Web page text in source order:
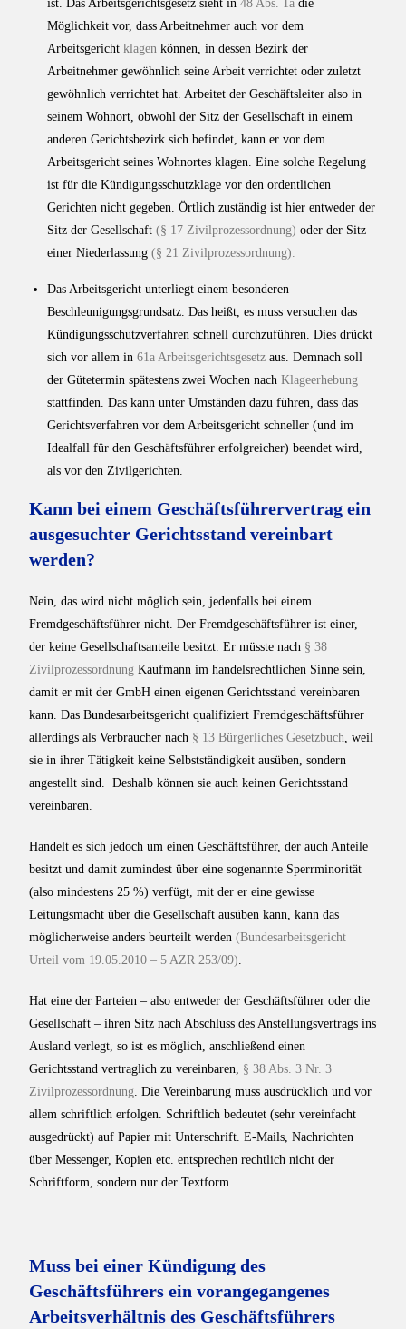
ist. Das Arbeitsgerichtsgesetz sieht in48 Abs. 1a die
Möglichkeit vor, dass Arbeitnehmer auch vor dem
Arbeitsgerichtklagen können, in dessen Bezirk der
Arbeitnehmer gewöhnlich seine Arbeit verrichtet oder zuletzt
gewöhnlich verrichtet hat. Arbeitet der Geschäftsleiter also in
seinem Wohnort, obwohl der Sitz der Gesellschaft in einem
anderen Gerichtsbezirk sich befindet, kann er vor dem
Arbeitsgericht seines Wohnortes klagen. Eine solche Regelung
ist für die Kündigungsschutzklage vor den ordentlichen
Gerichten nicht gegeben. Örtlich zuständig ist hier entweder der
Sitz der Gesellschaft(§ 17 Zivilprozessordnung) oder der Sitz
einer Niederlassung(§ 21 Zivilprozessordnung).
Das Arbeitsgericht unterliegt einem besonderen
Beschleunigungsgrundsatz. Das heißt, es muss versuchen das
Kündigungsschutzverfahren schnell durchzuführen. Dies drückt
sich vor allem in61a Arbeitsgerichtsgesetz aus. Demnach soll
der Gütetermin spätestens zwei Wochen nachKlageerhebung
stattfinden. Das kann unter Umständen dazu führen, dass das
Gerichtsverfahren vor dem Arbeitsgericht schneller (und im
Idealfall für den Geschäftsführer erfolgreicher) beendet wird,
als vor den Zivilgerichten.
Kann bei einem Geschäftsführervertrag ein
ausgesuchter Gerichtsstand vereinbart
werden?
Nein, das wird nicht möglich sein, jedenfalls bei einem
Fremdgeschäftsführer nicht. Der Fremdgeschäftsführer ist einer,
der keine Gesellschaftsanteile besitzt. Er müsste nach § 38
Zivilprozessordnung Kaufmann im handelsrechtlichen Sinne sein,
damit er mit der GmbH einen eigenen Gerichtsstand vereinbaren
kann. Das Bundesarbeitsgericht qualifiziert Fremdgeschäftsführer
allerdings als Verbraucher nach § 13 Bürgerliches Gesetzbuch, weil
sie in ihrer Tätigkeit keine Selbstständigkeit ausüben, sondern
angestellt sind. Deshalb können sie auch keinen Gerichtsstand
vereinbaren.
Handelt es sich jedoch um einen Geschäftsführer, der auch Anteile
besitzt und damit zumindest über eine sogenannte Sperrminorität
(also mindestens 25 %) verfügt, mit der er eine gewisse
Leitungsmacht über die Gesellschaft ausüben kann, kann das
möglicherweise anders beurteilt werden(Bundesarbeitsgericht
Urteil vom 19.05.2010 – 5 AZR 253/09).
Hat eine der Parteien – also entweder der Geschäftsführer oder die
Gesellschaft – ihren Sitz nach Abschluss des Anstellungsvertrags ins
Ausland verlegt, so ist es möglich, anschließend einen
Gerichtsstand vertraglich zu vereinbaren, § 38 Abs. 3 Nr. 3
Zivilprozessordnung. Die Vereinbarung muss ausdrücklich und vor
allem schriftlich erfolgen. Schriftlich bedeutet (sehr vereinfacht
ausgedrückt) auf Papier mit Unterschrift. E-Mails, Nachrichten
über Messenger, Kopien etc. entsprechen rechtlich nicht der
Schriftform, sondern nur der Textform.
Muss bei einer Kündigung des
Geschäftsführers ein vorangegangenes
Arbeitsverhältnis des Geschäftsführers